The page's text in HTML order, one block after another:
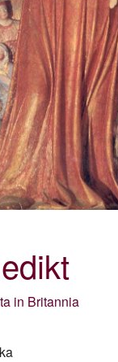
in Britannia